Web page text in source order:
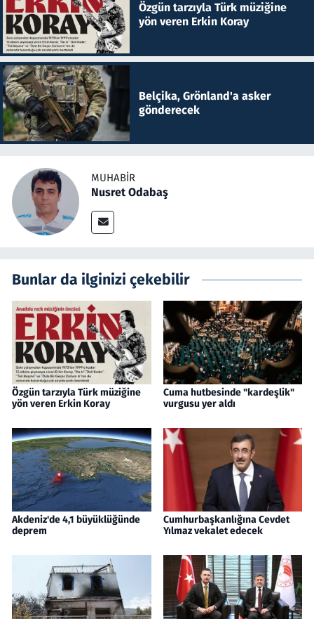
Özgün tarzıyla Türk müziğine
yön veren Erkin Koray
Belçika, Grönland'a asker
gönderecek
MUHABIR
Nusret Odabaş
Bunlar da ilginizi çekebilir
Özgün tarzıyla Türk müziğine
yön veren Erkin Koray
Cuma hutbesinde "kardeşlik"
vurgusu yer aldı
Akdeniz'de 4,1 büyüklüğünde
deprem
Cumhurbaşkanlığına Cevdet
Yılmaz vekalet edecek